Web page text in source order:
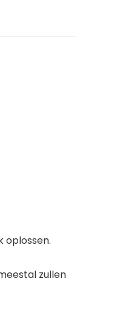
oplossen.
zullen